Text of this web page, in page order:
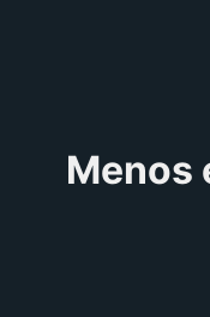
Menos